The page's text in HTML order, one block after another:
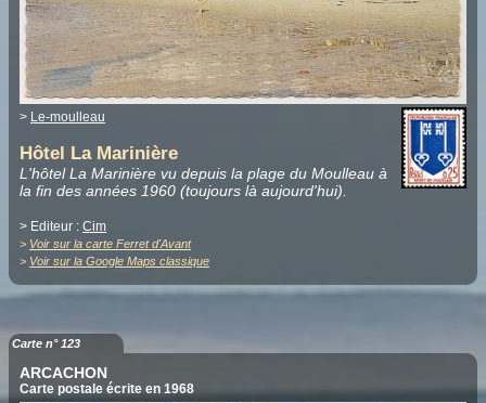
> Le-moulleau
Hôtel La Marinière
L'hôtel La Marinière vu depuis la plage du Moulleau à
la fin des années 1960 (toujours là aujourd'hui).
> Editeur : Cim
> Voir sur la carte Ferret d'Avant
> Voir sur la Google Maps classique
Carte n° 123
ARCACHON
Carte postale écrite en 1968